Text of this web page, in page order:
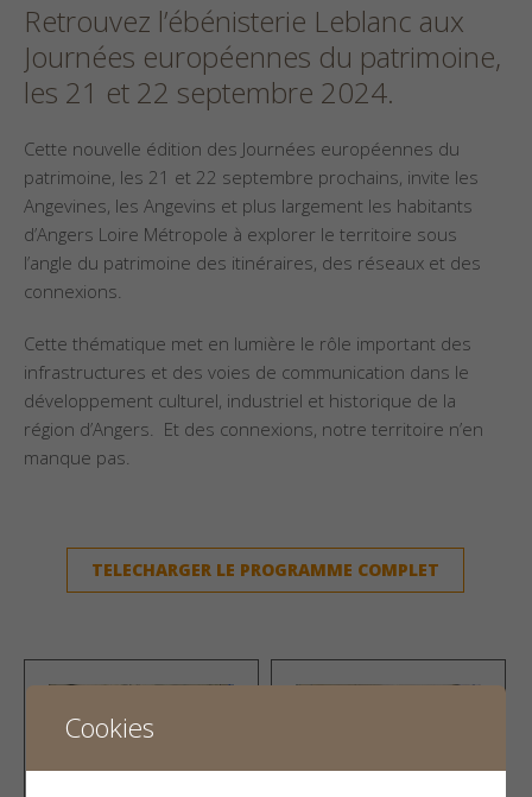
Retrouvez l’ébénisterie Leblanc aux
Journées européennes du patrimoine,
les 21 et 22 septembre 2024.
Cette nouvelle édition des Journées européennes du
patrimoine, les 21 et 22 septembre prochains, invite les
Angevines, les Angevins et plus largement les habitants
d’Angers Loire Métropole à explorer le territoire sous
l’angle du patrimoine des itinéraires, des réseaux et des
connexions.
Cette thématique met en lumière le rôle important des
infrastructures et des voies de communication dans le
développement culturel, industriel et historique de la
région d’Angers. Et des connexions, notre territoire n’en
manque pas.
TELECHARGER LE PROGRAMME COMPLET
Cookies